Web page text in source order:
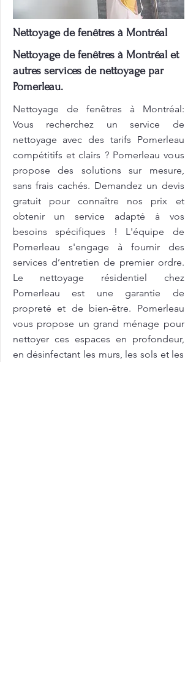
Nettoyage de fenêtres à Montréal
Nettoyage de fenêtres à Montréal et
autres services de nettoyage par
Pomerleau.
Nettoyage de fenêtres à Montréal:
Vous recherchez un service de
nettoyage avec des tarifs Pomerleau
compétitifs et clairs ? Pomerleau vous
propose des solutions sur mesure,
sans frais cachés. Demandez un devis
gratuit pour connaître nos prix et
obtenir un service adapté à vos
besoins spécifiques ! L'équipe de
Pomerleau s'engage à fournir des
services d’entretien de premier ordre.
Le nettoyage résidentiel chez
Pomerleau est une garantie de
propreté et de bien-être. Pomerleau
vous propose un grand ménage pour
nettoyer ces espaces en profondeur,
en désinfectant les murs, les sols et les